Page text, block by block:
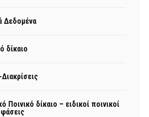
Δεδομένα
δίκαιο
Ποινικό δίκαιο – ειδικοί ποινικοί